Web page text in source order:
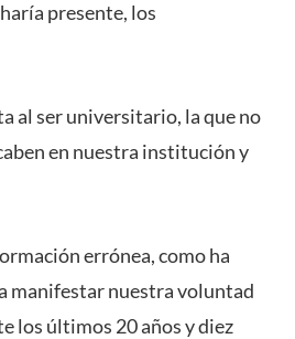
presente, los
al ser universitario, la que no
en nuestra institución y
errónea, como ha
manifestar nuestra voluntad
los últimos 20 años y diez